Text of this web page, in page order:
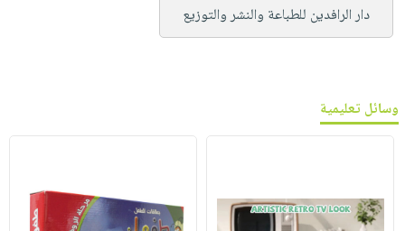
دار الرافدين للطباعة والنشر والتوزيع
وسائل تعليمية